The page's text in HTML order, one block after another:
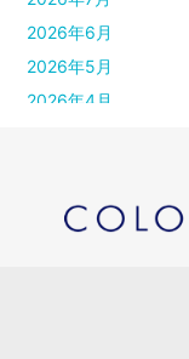
2026年6月
2026年5月
2026年4月
2026年1月
2025年12月